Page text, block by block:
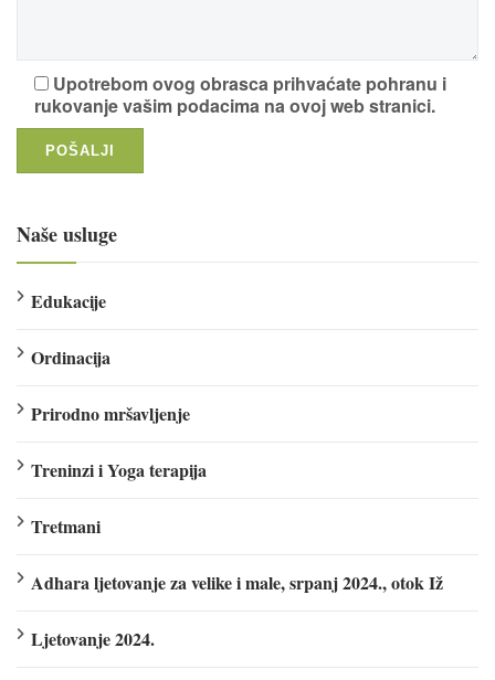
Upotrebom ovog obrasca prihvaćate pohranu i
rukovanje vašim podacima na ovoj web stranici.
Naše usluge
Edukacije
Ordinacija
Prirodno mršavljenje
Treninzi i Yoga terapija
Tretmani
Adhara ljetovanje za velike i male, srpanj 2024., otok Iž
Ljetovanje 2024.